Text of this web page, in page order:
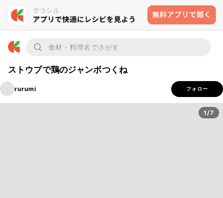
ストウブで鶏のジャンボつくね
rurumi フォロー
1/7